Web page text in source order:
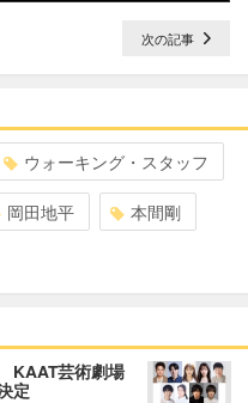
次の記事
ウォーキング・スタッフ
岡田地平 本間剛
KAAT芸術劇場
定